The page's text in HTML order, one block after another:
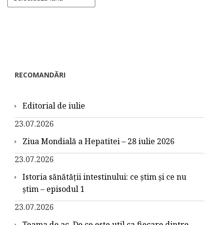
RECOMANDĂRI
Editorial de iulie
23.07.2026
Ziua Mondială a Hepatitei – 28 iulie 2026
23.07.2026
Istoria sănătății intestinului: ce știm și ce nu
știm – episodul 1
23.07.2026